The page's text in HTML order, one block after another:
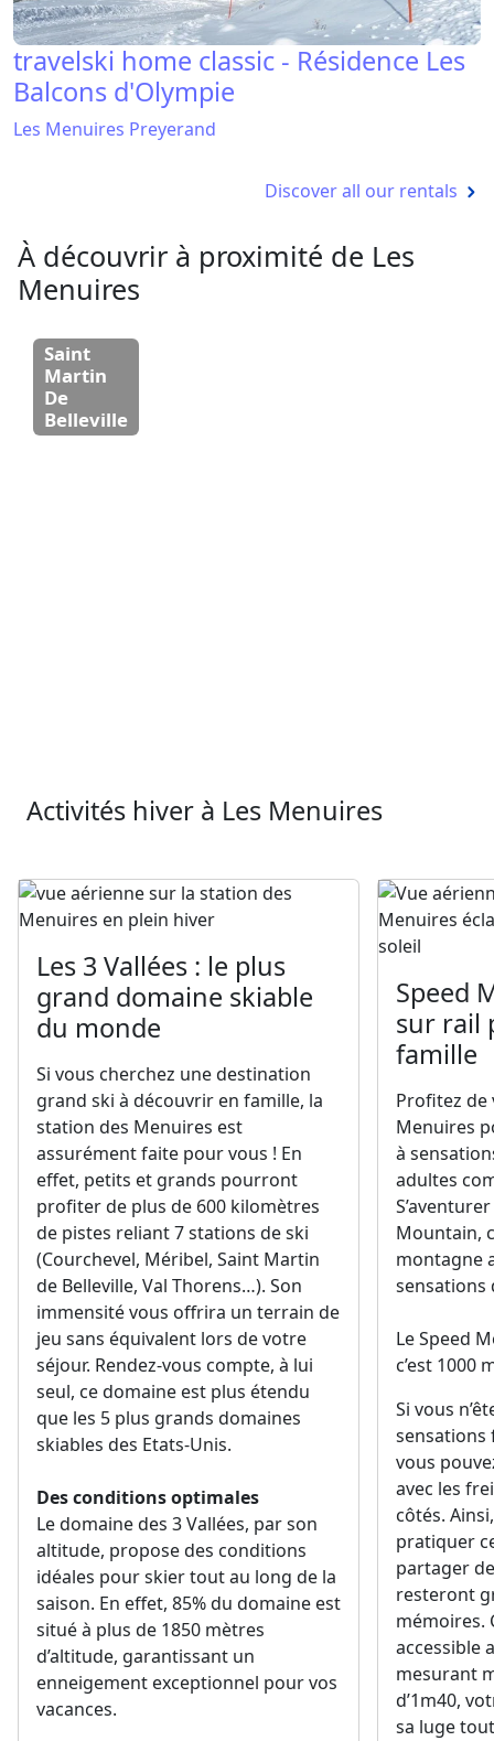
travelski home classic - Résidence Les
Balcons d'Olympie
Les Menuires Preyerand
Discover all our rentals
À découvrir à proximité de Les
Menuires
Saint
Martin
De
Belleville
Activités hiver à Les Menuires
Les 3 Vallées : le plus
grand domaine skiable
du monde
Si vous cherchez une destination
grand ski à découvrir en famille, la
station des Menuires est
assurément faite pour vous ! En
effet, petits et grands pourront
profiter de plus de 600 kilomètres
de pistes reliant 7 stations de ski
(Courchevel, Méribel, Saint Martin
de Belleville, Val Thorens…). Son
immensité vous offrira un terrain de
jeu sans équivalent lors de votre
séjour. Rendez-vous compte, à lui
seul, ce domaine est plus étendu
que les 5 plus grands domaines
skiables des Etats-Unis.
Des conditions optimales
Le domaine des 3 Vallées, par son
altitude, propose des conditions
idéales pour skier tout au long de la
saison. En effet, 85% du domaine est
situé à plus de 1850 mètres
d’altitude, garantissant un
enneigement exceptionnel pour vos
vacances.
Speed
sur rail
famille
Profitez de
Menuires
à
adultes
Mountain,
montagne
sensations
Le Speed
c’est 1000
Si vous
sensations
vous
avec les
côtés.
pratiquer
partager
resteront
mémoires.
accessible
mesurant
d’1m40,
sa luge